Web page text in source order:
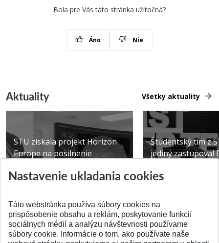
Bola pre Vás táto stránka užitočná?
Áno Nie
Aktuality Všetky aktuality
STU získala projekt Horizon
Europe na posilnenie
Publikované 31.07.2026
Študentský tím z
jediný zastupoval
Publikované
Nastavenie ukladania cookies
Táto webstránka používa súbory cookies na
prispôsobenie obsahu a reklám, poskytovanie funkcií
sociálnych médií a analýzu návštevnosti používame
súbory cookie. Informácie o tom, ako používate naše